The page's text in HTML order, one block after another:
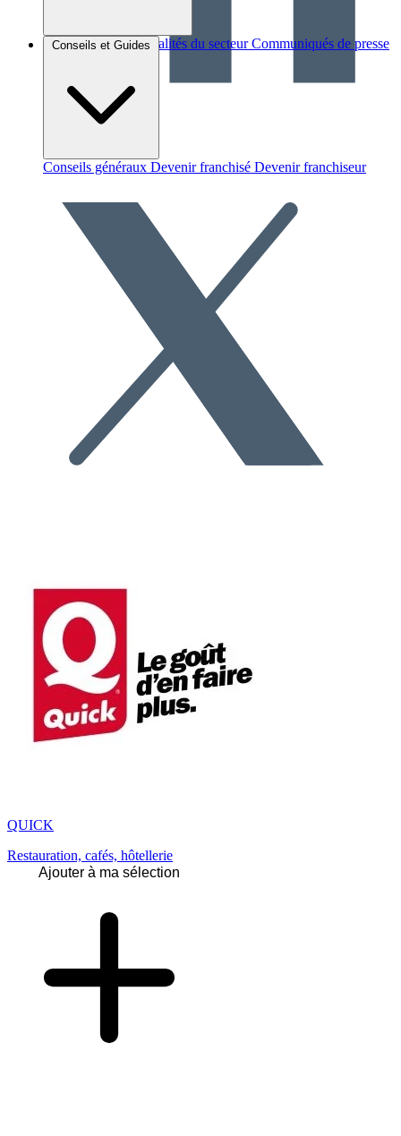
Brèves et actus Actualités du secteur Communiqués de presse
Conseils et Guides
Conseils généraux Devenir franchisé Devenir franchiseur
QUICK
Restauration, cafés, hôtellerie
Ajouter à ma sélection